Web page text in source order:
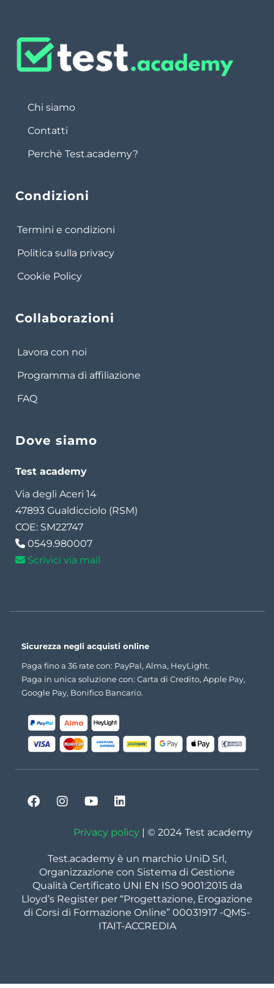
Chi siamo
Contatti
Perchè Test.academy?
Condizioni
Termini e condizioni
Politica sulla privacy
Cookie Policy
Collaborazioni
Lavora con noi
Programma di affiliazione
FAQ
Dove siamo
Test academy
Via degli Aceri 14
47893 Gualdicciolo (RSM)
COE: SM22747
0549.980007
Scrivici via mail
Sicurezza negli acquisti online
Paga fino a 36 rate con: PayPal, Alma, HeyLight.
Paga in unica soluzione con: Carta di Credito, Apple Pay,
Google Pay, Bonifico Bancario.
Privacy policy | © 2024 Test academy
Test.academy è un marchio UniD Srl,
Organizzazione con Sistema di Gestione
Qualità Certificato UNI EN ISO 9001:2015 da
Lloyd’s Register per “Progettazione, Erogazione
di Corsi di Formazione Online” 00031917 -QMS-
ITAIT-ACCREDIA